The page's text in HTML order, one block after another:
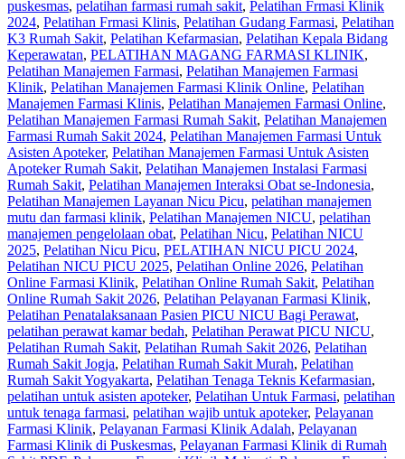
puskesmas, pelatihan farmasi rumah sakit, Pelatihan Frmasi Klinik
2024, Pelatihan Frmasi Klinis, Pelatihan Gudang Farmasi, Pelatihan
K3 Rumah Sakit, Pelatihan Kefarmasian, Pelatihan Kepala Bidang
Keperawatan, PELATIHAN MAGANG FARMASI KLINIK,
Pelatihan Manajemen Farmasi, Pelatihan Manajemen Farmasi
Klinik, Pelatihan Manajemen Farmasi Klinik Online, Pelatihan
Manajemen Farmasi Klinis, Pelatihan Manajemen Farmasi Online,
Pelatihan Manajemen Farmasi Rumah Sakit, Pelatihan Manajemen
Farmasi Rumah Sakit 2024, Pelatihan Manajemen Farmasi Untuk
Asisten Apoteker, Pelatihan Manajemen Farmasi Untuk Asisten
Apoteker Rumah Sakit, Pelatihan Manajemen Instalasi Farmasi
Rumah Sakit, Pelatihan Manajemen Interaksi Obat se-Indonesia,
Pelatihan Manajemen Layanan Nicu Picu, pelatihan manajemen
mutu dan farmasi klinik, Pelatihan Manajemen NICU, pelatihan
manajemen pengelolaan obat, Pelatihan Nicu, Pelatihan NICU
2025, Pelatihan Nicu Picu, PELATIHAN NICU PICU 2024,
Pelatihan NICU PICU 2025, Pelatihan Online 2026, Pelatihan
Online Farmasi Klinik, Pelatihan Online Rumah Sakit, Pelatihan
Online Rumah Sakit 2026, Pelatihan Pelayanan Farmasi Klinik,
Pelatihan Penatalaksanaan Pasien PICU NICU Bagi Perawat,
pelatihan perawat kamar bedah, Pelatihan Perawat PICU NICU,
Pelatihan Rumah Sakit‎, Pelatihan Rumah Sakit 2026, Pelatihan
Rumah Sakit Jogja, Pelatihan Rumah Sakit Murah, Pelatihan
Rumah Sakit Yogyakarta, Pelatihan Tenaga Teknis Kefarmasian,
pelatihan untuk asisten apoteker, Pelatihan Untuk Farmasi, pelatihan
untuk tenaga farmasi, pelatihan wajib untuk apoteker, Pelayanan
Farmasi Klinik, Pelayanan Farmasi Klinik Adalah, Pelayanan
Farmasi Klinik di Puskesmas, Pelayanan Farmasi Klinik di Rumah